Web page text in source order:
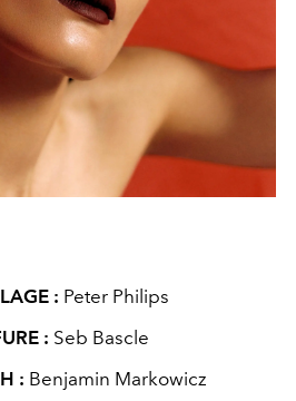
: Peter Philips
: Seb Bascle
: Benjamin Markowicz